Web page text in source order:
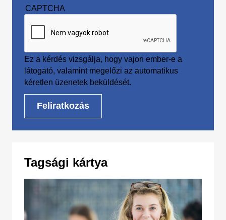
CAPTCHA
Ez a kérdés vizsgálja, hogy vajon ember-e a
látogató, valamint megelőzi az automatikus
kéretlen üzenetek beküldését.
Tagsági kártya